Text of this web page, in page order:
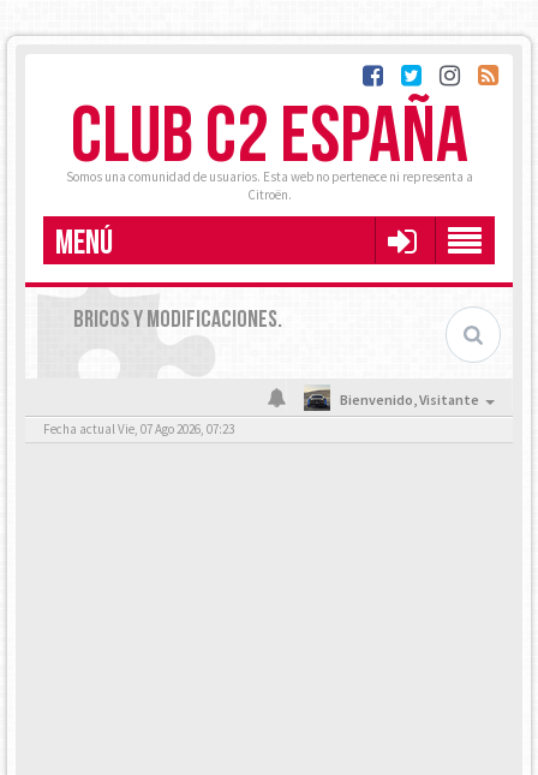
CLUB C2 ESPAÑA
Somos una comunidad de usuarios. Esta web no pertenece ni representa a
Citroën.
MENÚ
BRICOS Y MODIFICACIONES.
Bienvenido,Visitante
Fecha actual Vie, 07 Ago 2026, 07:23